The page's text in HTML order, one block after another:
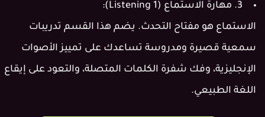
3. مهارة الاستماع (Listening 1):
الاستماع هو مفتاح التحدث. يضم هذا القسم تدريبات
سمعية قصيرة ومدروسة تساعدك على تمييز الأصوات
الإنجليزية، وفك شفرة الكلمات المتصلة، والتعود على إيقاع
اللغة الطبيعي.